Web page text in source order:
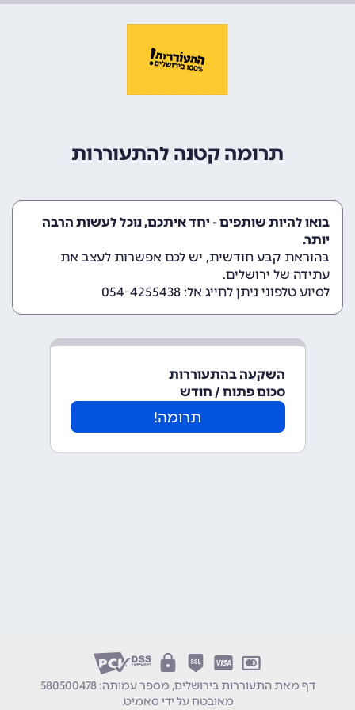
תרומה קטנה להתעוררות
בואו להיות שותפים - יחד איתכם, נוכל לעשות הרבה
יותר.
בהוראת קבע חודשית, יש לכם אפשרות לעצב את
עתידה של ירושלים.
לסיוע טלפוני ניתן לחייג אל: 054-4255438
השקעה בהתעוררות
סכום פתוח / חודש
תרומה!
דף מאת התעוררות בירושלים, מספר עמותה: 580500478
מאובטח על ידי סאמיט.